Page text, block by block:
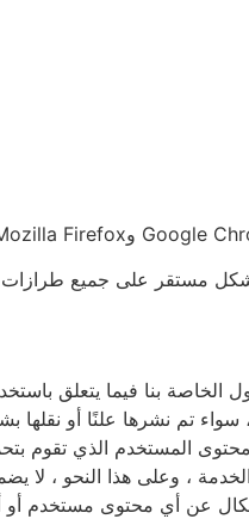
مستقر على جميع طرازات
الخاصة بنا فيما يتعلق
سواء تم نشرها علنًا أو
الذي تقوم
، وعلى هذا النحو ، لا
عن أي محتوى مستخدم أو